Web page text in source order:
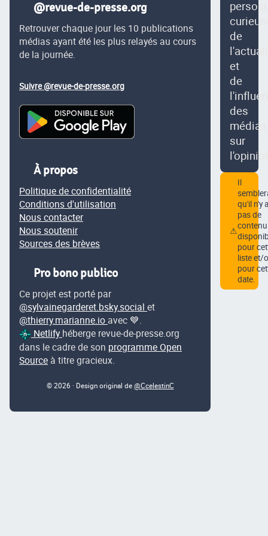
@revue-de-presse.org
Retrouver chaque jour les 10 publications
médias ayant été les plus relayés au cours
de la journée.
Suivre @revue-de-presse.org
À propos
Politique de confidentialité
Conditions d'utilisation
Nous contacter
Nous soutenir
Sources des brèves
Pro bono publico
Ce projet est porté par
@sylvainegarderet.bsky.social et
@thierry.marianne.io avec 💙.
Netlify héberge revue-de-presse.org
dans le cadre de son programme Open
Source à titre gracieux.
© 2026 · Design original de @CcelestinC
de
et
de
des
médias
sur
⚠
Il
qu'il n'y a
pas de
contenu
pour
liste et/
pour
date.